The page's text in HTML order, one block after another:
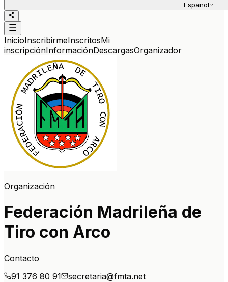
Español
InicioInscribirmeInscritosMi
inscripciónInformaciónDescargasOrganizador
Organización
Federación Madrileña de
Tiro con Arco
Contacto
91 376 80 91
secretaria@fmta.net